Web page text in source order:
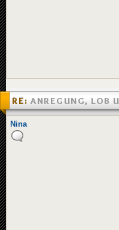
RE: ANREGUNG, LOB
WAS FEHLT NOCH...
Nina